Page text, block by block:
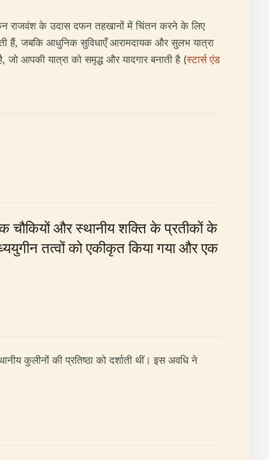
राजवंश के उदास दफन तहखानों में चिंतन करने के लिए
हैं, जबकि आधुनिक सुविधाएँ आरामदायक और सुलभ यात्रा
जो आपकी यात्रा को समृद्ध और यादगार बनाती है (स्टार्स एंड
चौकियों और स्थानीय शक्ति के प्रतीकों के
तत्वों को एकीकृत किया गया और एक
कुलीनों की प्रतिष्ठा को दर्शाती थीं। इस अवधि ने